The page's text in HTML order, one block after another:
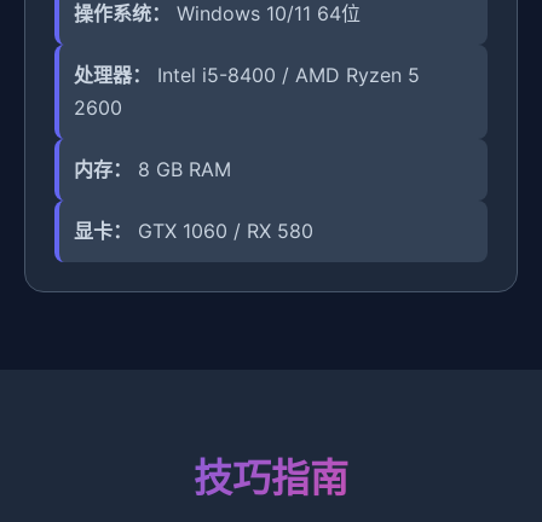
操作系统： Windows 10/11 64位
处理器：
Intel i5-8400 / AMD Ryzen 5
2600
内存： 8 GB RAM
显卡： GTX 1060 / RX 580
技巧指南